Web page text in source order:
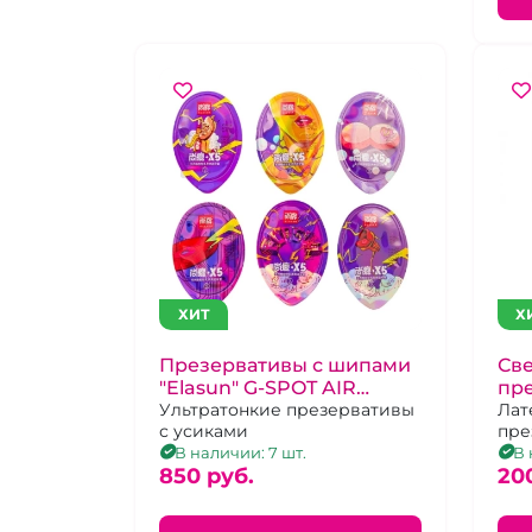
ХИТ
Презервативы с шипами
"Elasun" G-SPOT AIR
BAGX5 в кейсе 1 шт
Ультратонкие презервативы
с усиками
В наличии: 7 шт.
850 pуб.
В